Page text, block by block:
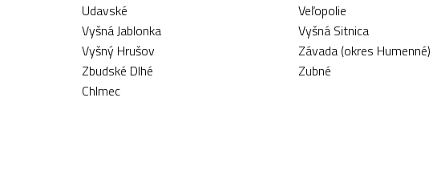
Udavské
Veľopolie
Vyšná Jablonka
Vyšná Sitnica
Vyšný Hrušov
Závada (okres Humenné)
Zbudské Dlhé
Zubné
Chlmec